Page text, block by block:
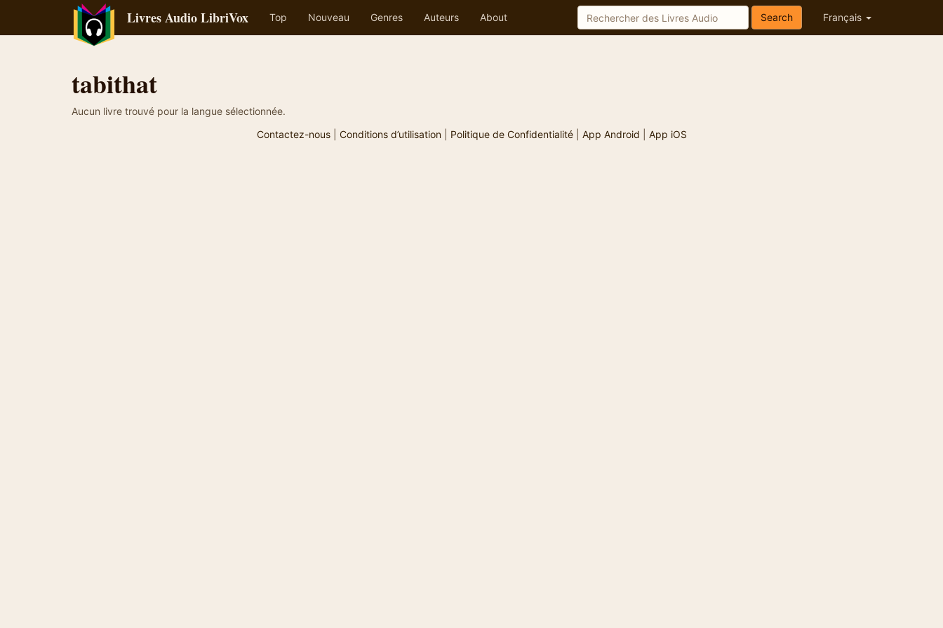
Livres Audio LibriVox Top Nouveau Genres Auteurs About Français
Search
tabithat
Aucun livre trouvé pour la langue sélectionnée.
Contactez-nous| Conditions d’utilisation| Politique de Confidentialité| App Android App iOS